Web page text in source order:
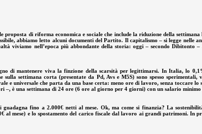
proposta di riforma economica e sociale che include la riduzione della
abbiamo letto alcuni documenti del Partito. Il capitalismo – si legge nelle
viviamo nell’epoca più abbondante della storia: oggi – secondo Dibitonto
di mantenere viva la finzione della scarsità per legittimarsi. In Italia, lo
settimana corta (presentate da Pd, Avs e M5S) sono spesso
universale che parta da una base certa: meno ore di lavoro, senza toccare lo
è una settimana di 24 ore (6 ore al giorno per 4 giorni) con un salario minimo
fino a 2.000€ netti al mese. Ok, ma come si finanzia? La
mese) e lo spostamento del carico fiscale dal lavoro ai grandi patrimoni.